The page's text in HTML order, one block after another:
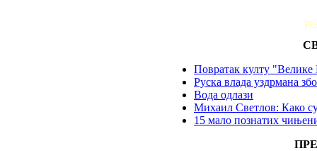
Повратак култу "Велике
Руска влада уздрмана
Вода одлази
Михаил Светлов: Како
15 мало познатих